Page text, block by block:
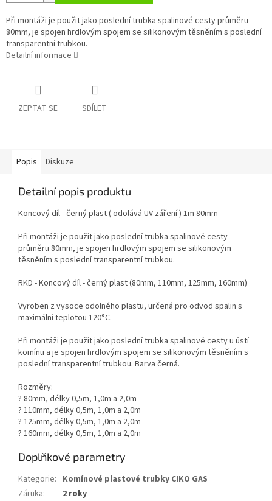
Při montáži je použit jako poslední trubka spalinové cesty průměru
80mm, je spojen hrdlovým spojem se silikonovým těsněním s poslední
transparentní trubkou.
Detailní informace
ZEPTAT SE SDÍLET
Popis Diskuze
Detailní popis produktu
Koncový díl - černý plast ( odolává UV záření ) 1m 80mm
Při montáži je použit jako poslední trubka spalinové cesty
průměru 80mm, je spojen hrdlovým spojem se silikonovým
těsněním s poslední transparentní trubkou.
RKD - Koncový díl - černý plast (80mm, 110mm, 125mm, 160mm)
Vyroben z vysoce odolného plastu, určená pro odvod spalin s
maximální teplotou 120°C.
Při montáži je použit jako poslední trubka spalinové cesty u ústí
komínu a je spojen hrdlovým spojem se silikonovým těsněním s
poslední transparentní trubkou. Barva černá.
Rozměry:
? 80mm, délky 0,5m, 1,0m a 2,0m
? 110mm, délky 0,5m, 1,0m a 2,0m
? 125mm, délky 0,5m, 1,0m a 2,0m
? 160mm, délky 0,5m, 1,0m a 2,0m
Doplňkové parametry
Kategorie: Komínové plastové trubky CIKO GAS
Záruka:
2 roky